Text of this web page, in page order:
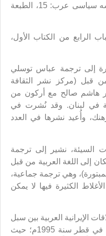
([1]) حميد عنايت، سيرى در انديشه سياسى عرب: 15، الطبعة
ابن خلدون: 747، الباب الرابع من الكتاب الأول،
إلى ترجمة عباس توسلي
قبل (مركز نشر الثقافة
هاشم صالح مع أركون من
في لبنان. وقد نُشرت في
وأُعيد نشرها في العدد
السيئة، نشير إلى ترجمة
إلى اللغة العربية من قبل
وهي ترجمة جماعية،
الكثيرة فيها لا يمكن
الإيرانية العربية بين سبل
الحاضر وآفاق المستقبل) المعقود في قطر سنة 1995م؛ حيث